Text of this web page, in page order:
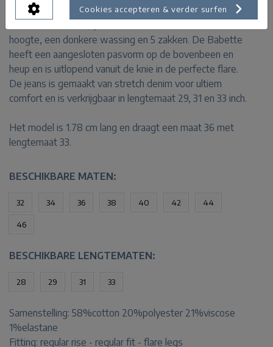
De Babette is onderdeel van de Never out of stock
hoogte, een donkere wassing en 5 zakken. De Babette
heeft een aangesloten pasvorm op de bovenbeen en
heup en is uitlopend vanuit de knie in de perfecte flare.
De jeans is gemaakt van stretch denim voor ultiem
comfort en is verkrijgbaar in lengtemaat 29, 31 en 33 inch.
Het model is 1.78 cm lang en draagt een maat 36 met
lengtemaat 33.
BESCHIKBARE MATEN:
32 34 36 38 40 42 44
46
BESCHIKBARE LENGTEMATEN:
28 29 31 33
Samenstelling: 58%cotton 20%polyester 21%viscose
1%elastane
Fitting: regular rise - regular fit - flare legs
Cookies accepteren & verder surfen